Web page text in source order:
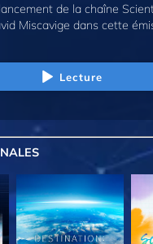
de la chaîne
Miscavige dans cette
Lecture